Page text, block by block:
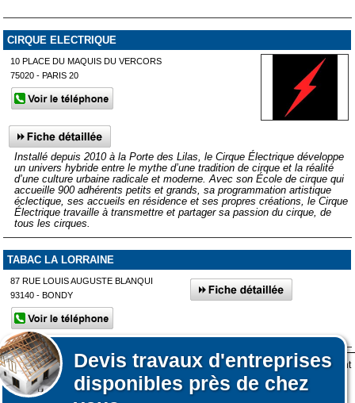
Devis travaux d'entreprises
disponibles près de chez
CIRQUE ELECTRIQUE
10 PLACE DU MAQUIS DU VERCORS
75020 - PARIS 20
Installé depuis 2010 à la Porte des Lilas, le Cirque Électrique développe
un univers hybride entre le mythe d’une tradition de cirque et la réalité
d’une culture urbaine radicale et moderne. Avec son École de cirque qui
accueille 900 adhérents petits et grands, sa programmation artistique
éclectique, ses accueils en résidence et ses propres créations, le Cirque
Électrique travaille à transmettre et partager sa passion du cirque, de
tous les cirques.
TABAC LA LORRAINE
87 RUE LOUIS AUGUSTE BLANQUI
93140 - BONDY
Afficher plus de prestataires dans un rayon de 50km autour de
L'Haÿ-les-Roses
Affiner votre recherche
Lors de votre visite sur notre site des fichiers informatiques nommés cookies sont
déposés sur votre terminal. Ces cookies sont utilisés pour la navigation, le
fonctionnement du site et les mesures d'audience pour l'éditeur.